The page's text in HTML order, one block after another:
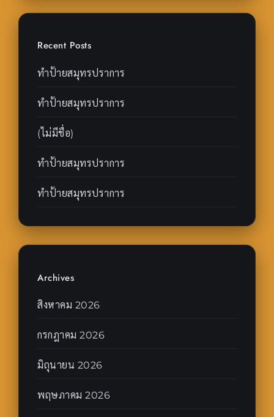
Recent Posts
ทำป้ายสมุทรปราการ
ทำป้ายสมุทรปราการ
(ไม่มีชื่อ)
ทำป้ายสมุทรปราการ
ทำป้ายสมุทรปราการ
Archives
สิงหาคม 2026
กรกฎาคม 2026
มิถุนายน 2026
พฤษภาคม 2026